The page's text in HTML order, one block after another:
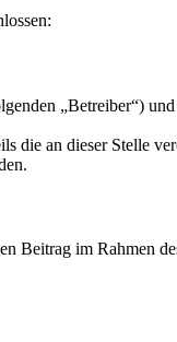
„Betreiber“)
die an dieser Stelle
Beitrag im Rahmen